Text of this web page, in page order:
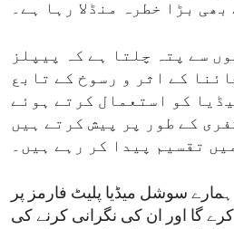
بھی بڑا خطرہ منڈلا رہا ہے۔
سے پتہ چلتا ہے کہ پیپلز
کے اثر و رسوخ کے تابع
کو استعمال کرتے ہوئے
کے طور پر پیش کرتے ہیں
تقسیم پیدا کر رہے ہیں۔
سوشل میڈیا پلیٹ فارمز پر
کرے گا اور ان کی نگرانی کرنے کی